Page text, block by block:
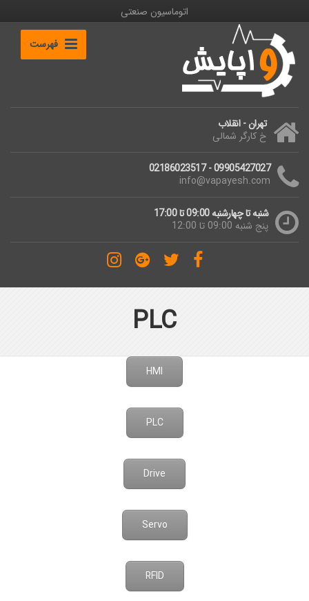
اتوماسیون صنعتی
فهرست
تهران - انقلاب
خ کارگر شمالی
09905427027 - 02186023517
info@vapayesh.com
شنبه تا چهارشنبه 09:00 تا 17:00
پنج شنبه 09:00 تا 12:00
PLC
RFID
Servo
Drive
PLC
HMI